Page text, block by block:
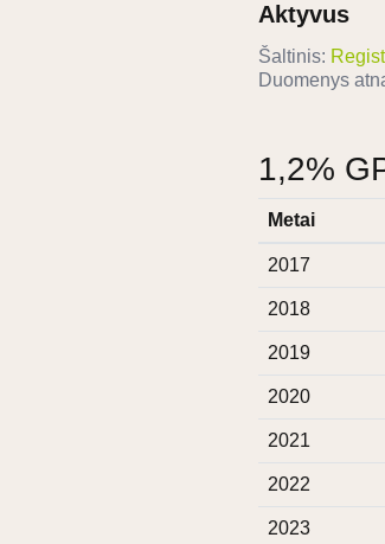
Aktyvus
Šaltinis:
Duomenys
1,2%
Metai
2017
2018
2019
2020
2021
2022
2023